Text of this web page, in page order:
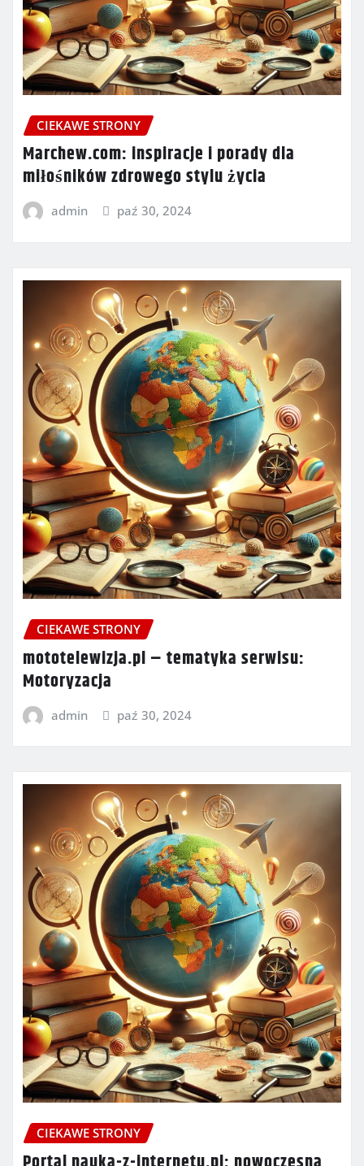
CIEKAWE STRONY
Marchew.com: inspiracje i porady dla
miłośników zdrowego stylu życia
admin paź 30, 2024
CIEKAWE STRONY
mototelewizja.pl – tematyka serwisu:
Motoryzacja
admin paź 30, 2024
CIEKAWE STRONY